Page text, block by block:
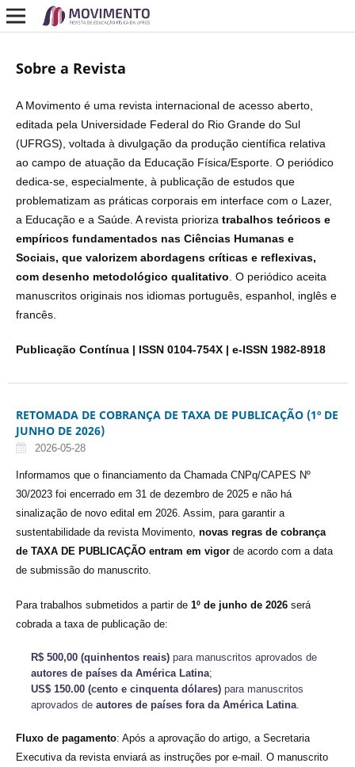
Sobre a Revista
A Movimento é uma revista internacional de acesso aberto,
editada pela Universidade Federal do Rio Grande do Sul
(UFRGS), voltada à divulgação da produção científica relativa
ao campo de atuação da Educação Física/Esporte. O periódico
dedica-se, especialmente, à publicação de estudos que
problematizam as práticas corporais em interface com o Lazer,
a Educação e a Saúde. A revista prioriza trabalhos teóricos e
empíricos fundamentados nas Ciências Humanas e
Sociais, que valorizem abordagens críticas e reflexivas,
com desenho metodológico qualitativo O periódico aceita
manuscritos originais nos idiomas português, espanhol, inglês e
francês.
Publicação Contínua | ISSN 0104-754X | e-ISSN 1982-8918
RETOMADA DE COBRANÇA DE TAXA DE PUBLICAÇÃO (1º DE
JUNHO DE 2026)
2026-05-28
Informamos que o financiamento da Chamada CNPq/CAPES Nº
30/2023 foi encerrado em 31 de dezembro de 2025 e não há
sinalização de novo edital em 2026. Assim, para garantir a
sustentabilidade da revista Movimento, novas regras de cobrança
de TAXA DE PUBLICAÇÃO entram em vigorde acordo com a data
de submissão do manuscrito.
Para trabalhos submetidos a partir de 1º de junho de 2026 será
cobrada a taxa de publicação de:
R$ 500,00 (quinhentos reais) para manuscritos aprovados de
autores de países da América Latina;
US$ 150.00 (cento e cinquenta dólares) para manuscritos
aprovados deautores de países fora da América Latina.
Fluxo de pagamento: Após a aprovação do artigo, a Secretaria
Executiva da revista enviará as instruções por e-mail. O manuscrito